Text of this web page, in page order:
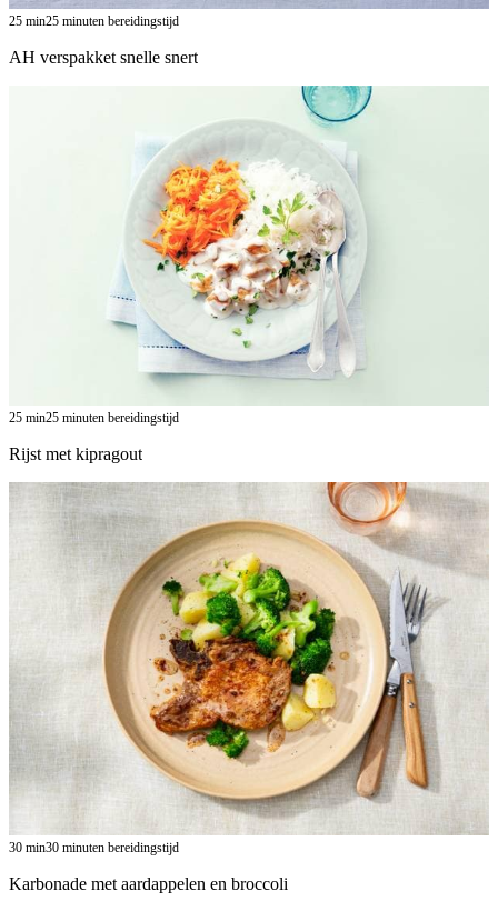
25 min25 minuten bereidingstijd
AH verspakket snelle snert
25 min25 minuten bereidingstijd
Rijst met kipragout
30 min30 minuten bereidingstijd
Karbonade met aardappelen en broccoli